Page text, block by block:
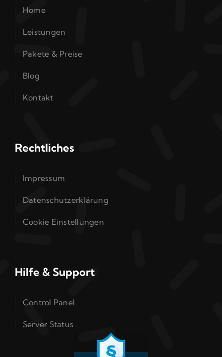
Home
Leistungen
Pakete & Preise
Blog
Kontakt
Rechtliches
Impressum
Datenschutzerklärung
Cookie Einstellungen
Hilfe & Support
Control Panel
Server Status